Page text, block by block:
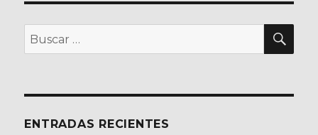
Buscar
por:
ENTRADAS RECIENTES